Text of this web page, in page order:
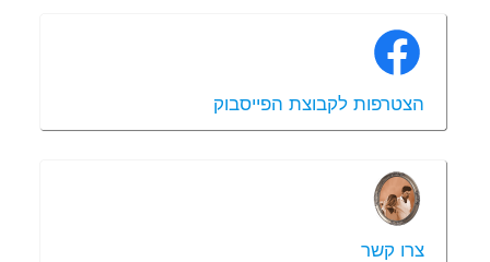
הצטרפות לקבוצת הפייסבוק
צרו קשר